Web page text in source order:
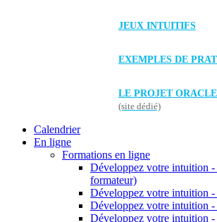
JEUX INTUITIFS
EXEMPLES DE
LE PROJET ORACLE
(site dédié)
Calendrier
En ligne
Formations en ligne
Développez votre intuition
formateur)
Développez votre intuition
Développez votre intuition
Développez votre intuition